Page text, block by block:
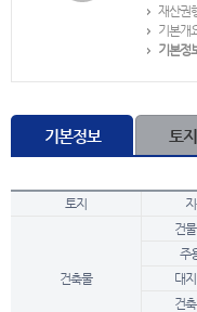
재산권
기본개
기본정
기본정보 토
토지
건축물
건
주
대
건